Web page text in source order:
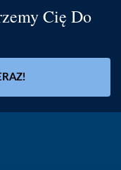
Cię Do